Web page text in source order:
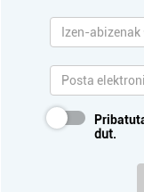
dut.